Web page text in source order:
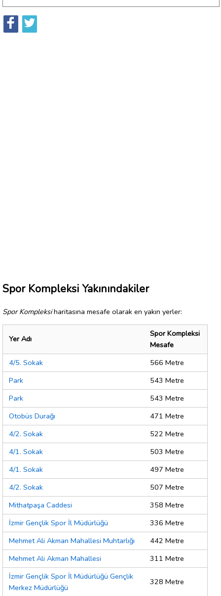
Spor Kompleksi Yakınındakiler
Spor Kompleksiharitasına mesafe olarak en yakın yerler:
Yer Adı
Spor Kompleksi
Mesafe
4/5. Sokak
566 Metre
Park
543 Metre
Park
543 Metre
Otobüs Durağı
471 Metre
4/2. Sokak
522 Metre
4/1. Sokak
503 Metre
4/1. Sokak
497 Metre
4/2. Sokak
507 Metre
Mithatpaşa Caddesi
358 Metre
İzmir Gençlik Spor İl Müdürlüğü
336 Metre
Mehmet Ali Akman Mahallesi Muhtarlığı
442 Metre
Mehmet Ali Akman Mahallesi
311 Metre
İzmir Gençlik Spor İl Müdürlüğü Gençlik
Merkez Müdürlüğü
328 Metre